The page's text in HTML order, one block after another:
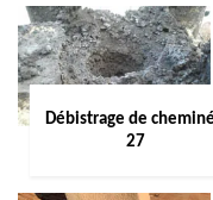
Débistrage de
27